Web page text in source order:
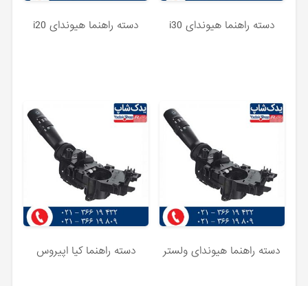
دسته راهنما هیوندای i30 دسته راهنما هیوندای i20
دسته راهنما هیوندای ولستر دسته راهنما کیا اپیروس